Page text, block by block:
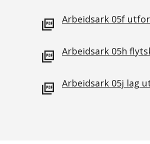
Arbeidsark 05f
Arbeidsark 05h
Arbeidsark 05j lag